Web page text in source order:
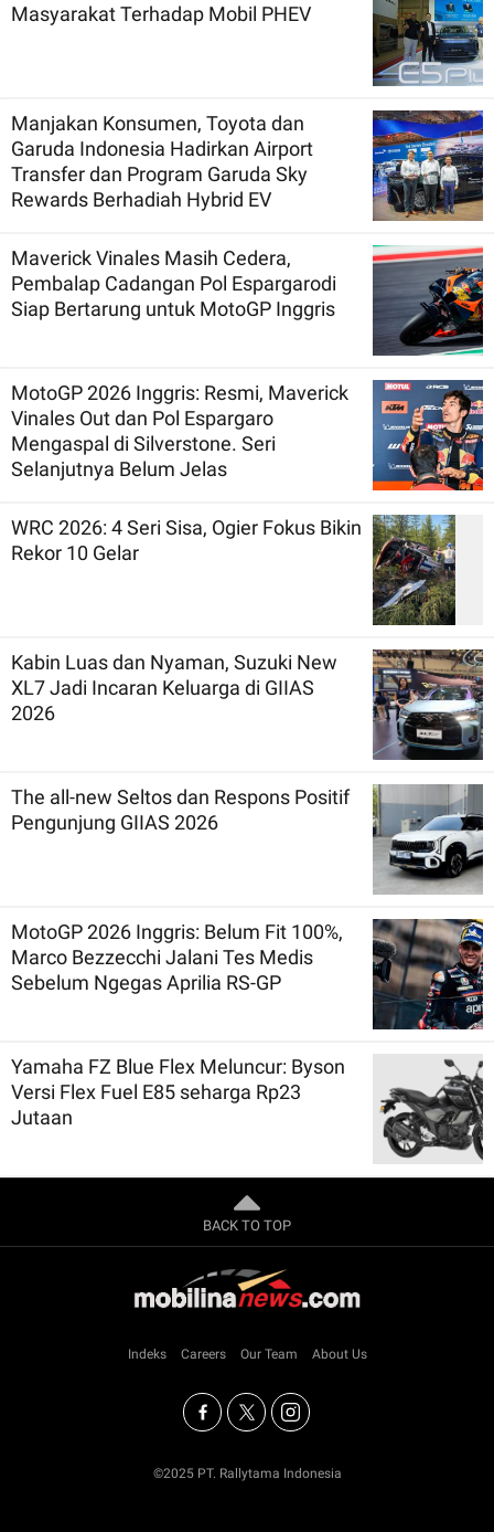
Masyarakat Terhadap Mobil PHEV
Manjakan Konsumen, Toyota dan
Garuda Indonesia Hadirkan Airport
Transfer dan Program Garuda Sky
Rewards Berhadiah Hybrid EV
Maverick Vinales Masih Cedera,
Pembalap Cadangan Pol Espargarodi
Siap Bertarung untuk MotoGP Inggris
MotoGP 2026 Inggris: Resmi, Maverick
Vinales Out dan Pol Espargaro
Mengaspal di Silverstone. Seri
Selanjutnya Belum Jelas
WRC 2026: 4 Seri Sisa, Ogier Fokus Bikin
Rekor 10 Gelar
Kabin Luas dan Nyaman, Suzuki New
XL7 Jadi Incaran Keluarga di GIIAS
2026
The all-new Seltos dan Respons Positif
Pengunjung GIIAS 2026
MotoGP 2026 Inggris: Belum Fit 100%,
Marco Bezzecchi Jalani Tes Medis
Sebelum Ngegas Aprilia RS-GP
Yamaha FZ Blue Flex Meluncur: Byson
Versi Flex Fuel E85 seharga Rp23
Jutaan
BACK TO TOP
Indeks Careers Our Team About Us
©2025 PT. Rallytama Indonesia